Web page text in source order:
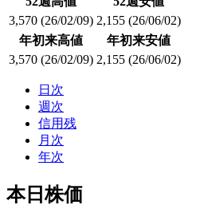
3,570 (26/02/09) 2,155 (26/06/02)
年初来高値
年初来安値
3,570 (26/02/09) 2,155 (26/06/02)
日次
週次
信用残
月次
年次
本日株価